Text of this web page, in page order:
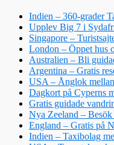
Indien – 360-grader
Upplev Big 7 i
Singapore –
London – Öppet hus
Australien – Bli
Argentina – Gratis
USA – Ånglok
Dagkort på Cyperns
Gratis guidade
Nya Zeeland –
England – Gratis på
Indien – Taxibolag